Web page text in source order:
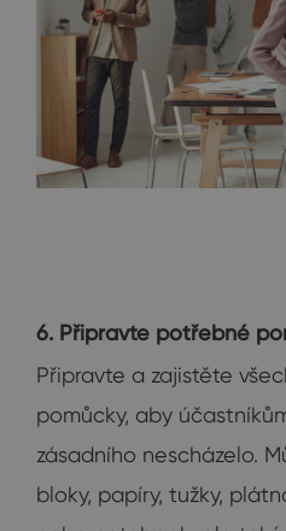
6. Připravte potřebné
Připravte a zajistěte
pomůcky, aby
zásadního nescházelo.
bloky, papíry, tužky,